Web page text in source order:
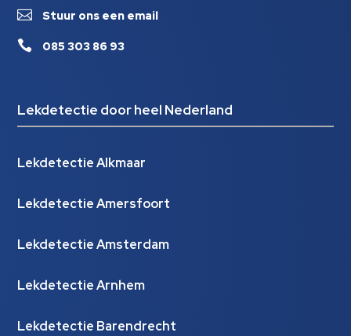
 Stuur ons een email
 085 303 86 93
Lekdetectie door heel Nederland
Lekdetectie Alkmaar
Lekdetectie Amersfoort
Lekdetectie Amsterdam
Lekdetectie Arnhem
Lekdetectie Barendrecht